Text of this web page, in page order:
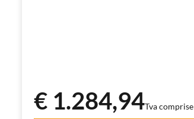
€ 1.284,94Tva comprise